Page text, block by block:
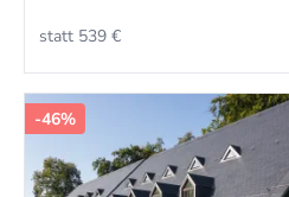
statt 539 €
-46%